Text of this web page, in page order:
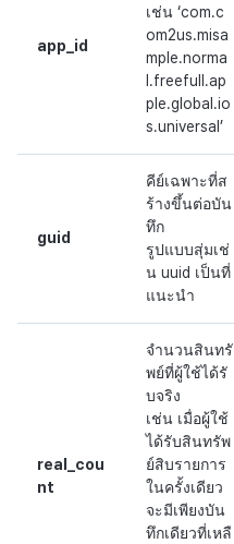
app_id
เช่น ‘com.c
om2us.misa
mple.norma
l.freefull.ap
ple.global.io
s.universal’
guid
คีย์เฉพาะที่ส
ร้างขึ้นต่อบัน
ทึก
รูปแบบสุ่มเช่
น uuid เป็นที่
แนะนำ
real_cou
nt
จำนวนสินทรั
พย์ที่ผู้ใช้ได้รั
บจริง
เช่น เมื่อผู้ใช้
ได้รับสินทรัพ
ย์สิบรายการ
ในครั้งเดียว
จะมีเพียงบัน
ทึกเดียวที่เหลื